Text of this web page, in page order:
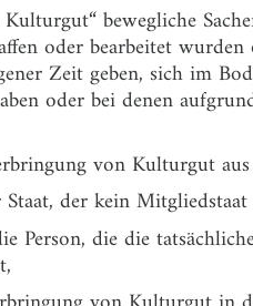
bewegliche
oder bearbeitet
Zeit geben, sich im
oder bei denen
von Kulturgut
Staat, der kein
Person, die die